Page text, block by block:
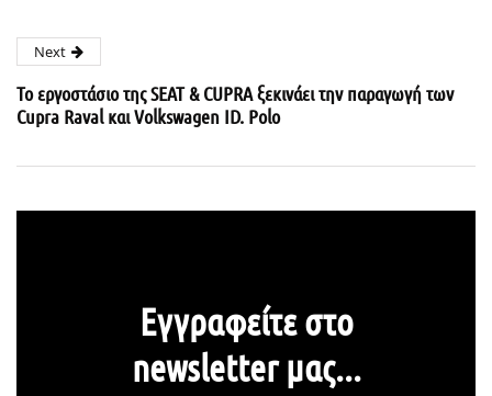
Next
Το εργοστάσιο της SEAT & CUPRA ξεκινάει την παραγωγή των
Cupra Raval και Volkswagen ID. Polo
Εγγραφείτε στο
newsletter μας...